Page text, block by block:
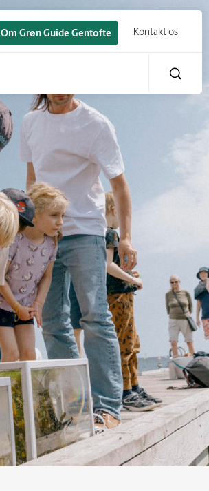
Om Grøn Guide Gentofte Kontakt os